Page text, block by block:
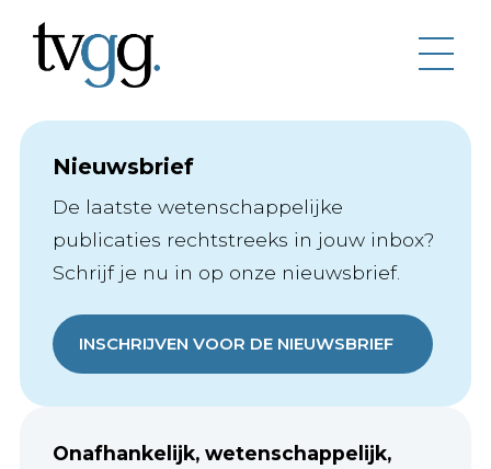
Nieuwsbrief
De laatste wetenschappelijke
publicaties rechtstreeks in jouw inbox?
Schrijf je nu in op onze nieuwsbrief.
INSCHRIJVEN VOOR DE NIEUWSBRIEF
Onafhankelijk, wetenschappelijk,